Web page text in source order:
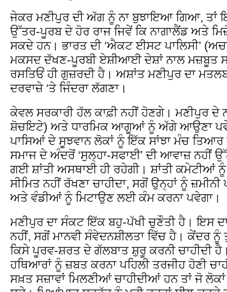
ਜੇਕਰ ਮਣੀਪੁਰ ਦੀ ਅੱਗ ਨੂੰ ਨਾ ਬੁਝਾਇਆ ਗਿਆ, ਤਾਂ
ਉੱਤਰ-ਪੂਰਬ ਦੇ ਹੋਰ ਰਾਜ ਜਿਵੇਂ ਕਿ ਨਾਗਾਲੈਂਡ ਅਤੇ
ਸਕਦੇ ਹਨ। ਭਾਰਤ ਦੀ ‘ਐਕਟ ਈਸਟ ਪਾਲਿਸੀ’
ਮਕਸਦ ਦੱਖਣ-ਪੂਰਬੀ ਏਸ਼ੀਆਈ ਦੇਸ਼ਾਂ ਨਾਲ ਮਜ਼ਬੂਤ
ਰਸਤਿਓਂ ਹੀ ਗੁਜ਼ਰਦੀ ਹੈ। ਅਸ਼ਾਂਤ ਮਣੀਪੁਰ ਦਾ
ਦਰਵਾਜ਼ੇ ‘ਤੇ ਜਿੰਦਰਾ ਲੱਗਣਾ।
ਕੇਵਲ ਸਰਕਾਰੀ ਹੱਲ ਕਾਫ਼ੀ ਨਹੀਂ ਹੋਣਗੇ। ਮਣੀਪੁਰ ਦੇ
ਸ਼ੋਚਇਟੇ) ਅਤੇ ਧਾਰਮਿਕ ਆਗੂਆਂ ਨੂੰ ਅੱਗੇ ਆਉਣਾ
ਪਾਸਿਆਂ ਦੇ ਸੂਝਵਾਨ ਲੋਕਾਂ ਨੂੰ ਇੱਕ ਸਾਂਝਾ ਮੰਚ ਤਿਆਰ
ਸਮਾਜ ਦੇ ਅੰਦਰੋਂ ‘ਸੁਲ੍ਹਾ-ਸਫਾਈ’ ਦੀ ਆਵਾਜ਼ ਨਹੀਂ
ਗਈ ਸ਼ਾਂਤੀ ਅਸਥਾਈ ਹੀ ਰਹੇਗੀ। ਸ਼ਾਂਤੀ ਕਮੇਟੀਆਂ ਨੂੰ
ਸੀਮਿਤ ਨਹੀਂ ਰੱਖਣਾ ਚਾਹੀਦਾ, ਸਗੋਂ ਉਨ੍ਹਾਂ ਨੂੰ
ਅਤੇ ਵੰਡੀਆਂ ਨੂੰ ਮਿਟਾਉਣ ਲਈ ਕੰਮ ਕਰਨਾ ਪਵੇਗਾ।
ਮਣੀਪੁਰ ਦਾ ਸੰਕਟ ਇੱਕ ਬਹੁ-ਪੱਖੀ ਚੁਣੌਤੀ ਹੈ। ਇਸ
ਨਹੀਂ, ਸਗੋਂ ਮਾਨਵੀ ਸੰਵੇਦਨਸ਼ੀਲਤਾ ਵਿੱਚ ਹੈ। ਕੇਂਦਰ ਨੂੰ
ਕਿਸੇ ਪੂਰਵ-ਸ਼ਰਤ ਦੇ ਗੱਲਬਾਤ ਸ਼ੁਰੂ ਕਰਨੀ ਚਾਹੀਦੀ
ਹਥਿਆਰਾਂ ਨੂੰ ਜ਼ਬਤ ਕਰਨਾ ਪਹਿਲੀ ਤਰਜੀਹ ਹੋਣੀ
ਸਖ਼ਤ ਸਜ਼ਾਵਾਂ ਮਿਲਣੀਆਂ ਚਾਹੀਦੀਆਂ ਹਨ ਤਾਂ ਜੋ ਲੋਕਾਂ